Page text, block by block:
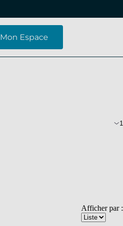
Mon Espace
1
Navigation
par
Afficher par :